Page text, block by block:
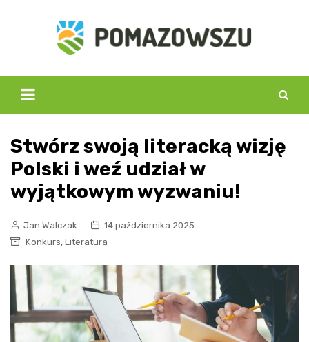
Stwórz swoją literacką wizję
Polski i weź udział w
wyjątkowym wyzwaniu!
Jan Walczak
14 października 2025
Konkurs, Literatura